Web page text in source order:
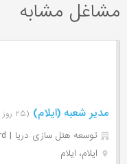
مشاغل مشابه
مدیر شعبه (ایلام) (۲۵ روز پیش)
توسعه هتل سازی دریا | Hoteldebitcard
ایلام، ایلام